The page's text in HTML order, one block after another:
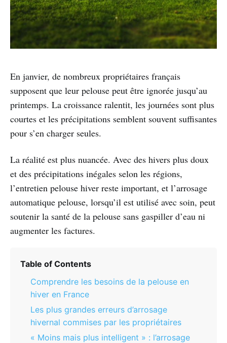
En janvier, de nombreux propriétaires français
supposent que leur pelouse peut être ignorée jusqu’au
printemps. La croissance ralentit, les journées sont plus
courtes et les précipitations semblent souvent suffisantes
pour s’en charger seules.
La réalité est plus nuancée. Avec des hivers plus doux
et des précipitations inégales selon les régions,
l’entretien pelouse hiver reste important, et l’arrosage
automatique pelouse, lorsqu’il est utilisé avec soin, peut
soutenir la santé de la pelouse sans gaspiller d’eau ni
augmenter les factures.
Table of Contents
Comprendre les besoins de la pelouse en
hiver en France
Les plus grandes erreurs d’arrosage
hivernal commises par les propriétaires
« Moins mais plus intelligent » : l’arrosage